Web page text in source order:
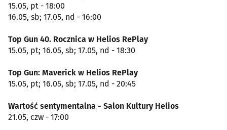
15.05, pt - 18:00
16.05, sb; 17.05, nd - 16:00
Top Gun 40. Rocznica w Helios RePlay
15.05, pt; 16.05, sb; 17.05, nd - 18:30
Top Gun: Maverick w Helios RePlay
15.05, pt; 16.05, sb; 17.05, nd - 20:45
Wartość sentymentalna - Salon Kultury Helios
21.05, czw - 17:00